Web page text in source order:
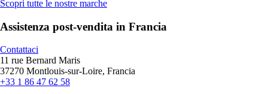
Scopri tutte le nostre marche
Assistenza post-vendita in Francia
Contattaci
11 rue Bernard Maris
37270 Montlouis-sur-Loire, Francia
+33 1 86 47 62 58